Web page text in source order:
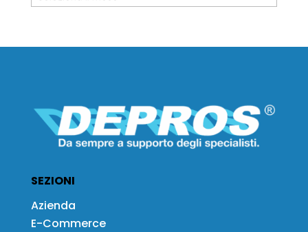
SEZIONI
Azienda
E-Commerce